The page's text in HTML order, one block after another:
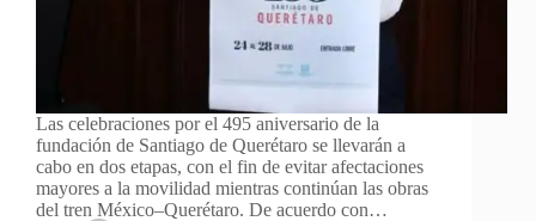
Las celebraciones por el 495 aniversario de la
fundación de Santiago de Querétaro se llevarán a
cabo en dos etapas, con el fin de evitar afectaciones
mayores a la movilidad mientras continúan las obras
del tren México–Querétaro. De acuerdo con…